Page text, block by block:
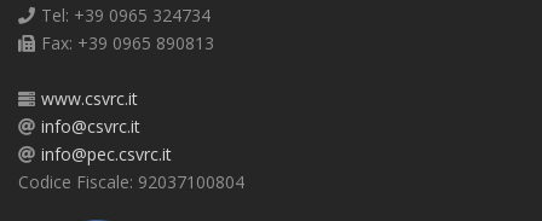
Tel: +39 0965 324734
Fax: +39 0965 890813
www.csvrc.it
info@csvrc.it
info@pec.csvrc.it
Codice Fiscale: 92037100804